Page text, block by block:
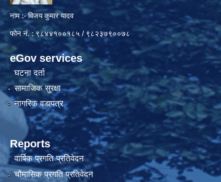
नाम :- विजय कुमार यादव
फोन नं. : ९८४४१००१८५ / ९८२३७९००७८
eGov services
घटना दर्ता
सामाजिक सुरक्षा
नागरिक वडापत्र
Reports
वार्षिक प्रगति प्रतिवेदन
चौमासिक प्रगति प्रतिवेदन